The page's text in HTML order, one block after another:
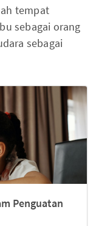
tempat
sebagai orang
sebagai
Penguatan